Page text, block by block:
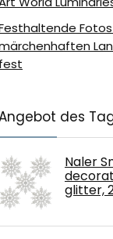
fest
des
Naler
glitter,